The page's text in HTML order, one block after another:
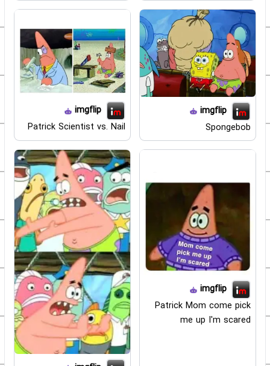
imgflip
Spongebob
imgflip
Patrick Scientist vs. Nail
imgflip
Patrick Mom come pick
me up I'm scared